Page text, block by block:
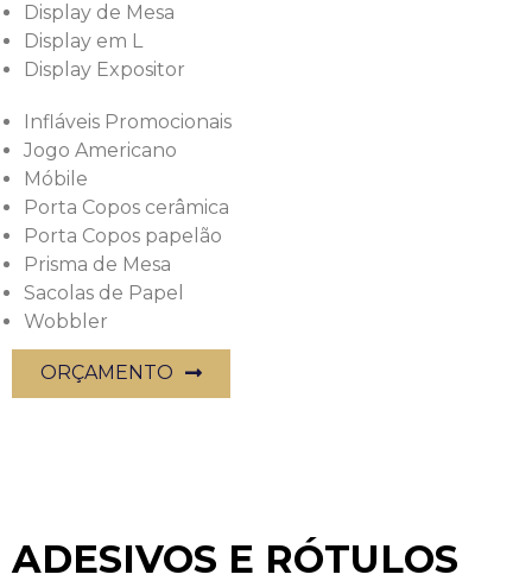
Display de Mesa
Display em L
Display Expositor
Infláveis Promocionais
Jogo Americano
Móbile
Porta Copos cerâmica
Porta Copos papelão
Prisma de Mesa
Sacolas de Papel
Wobbler
ORÇAMENTO
ADESIVOS E RÓTULOS